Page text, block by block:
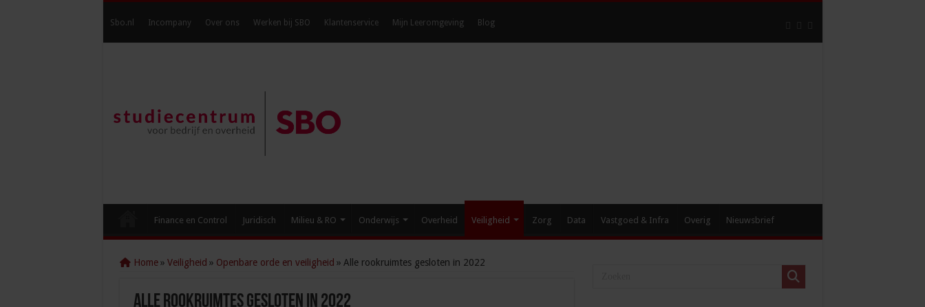
Sbo.nl Incompany Over ons Werken bij SBO Klantenservice Mijn Leeromgeving Blog
Finance en Control Juridisch Milieu & RO Onderwijs Overheid Veiligheid Zorg Data Vastgoed & Infra Overig Nieuwsbrief
Home » Veiligheid » Openbare orde en veiligheid » Alle rookruimtes gesloten in 2022
Alle rookruimtes gesloten in 2022